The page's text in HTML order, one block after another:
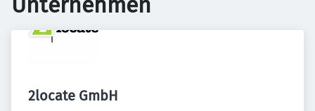
2locate GmbH